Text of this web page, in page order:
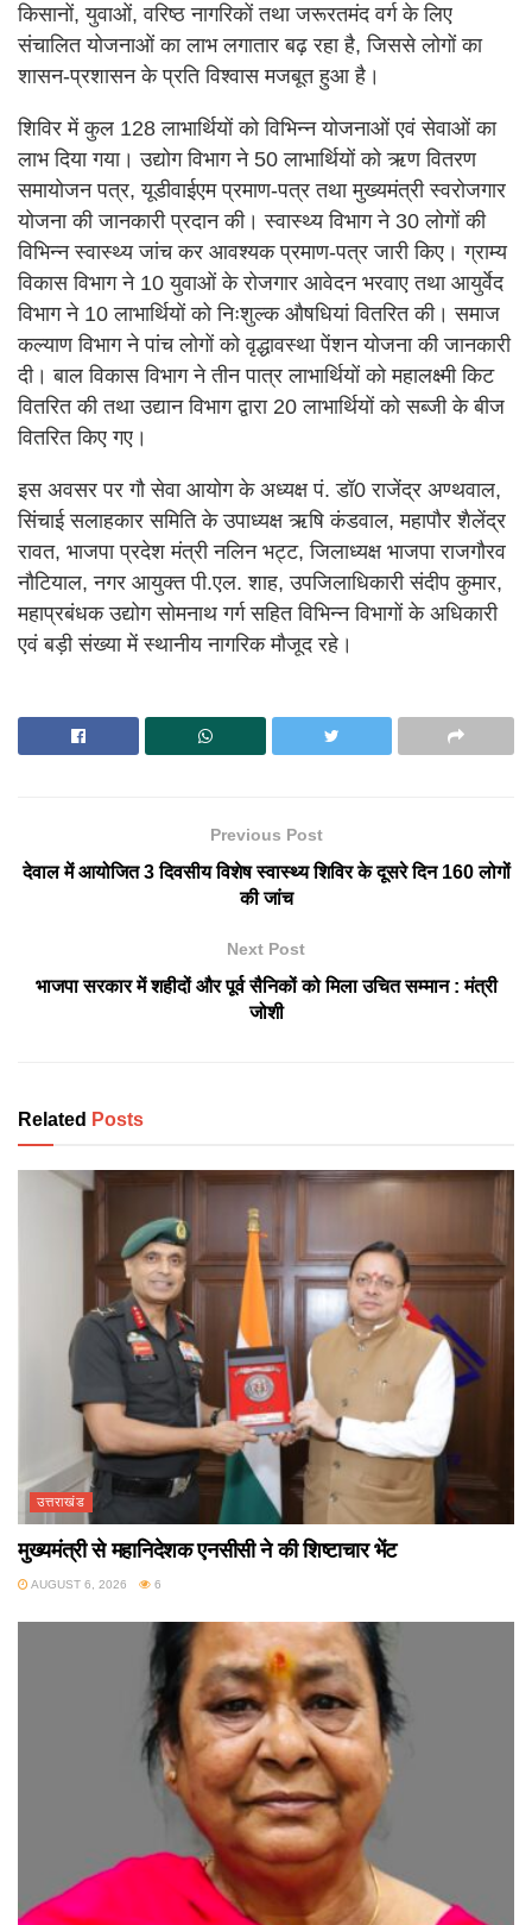
किसानों, युवाओं, वरिष्ठ नागरिकों तथा जरूरतमंद वर्ग के लिए
संचालित योजनाओं का लाभ लगातार बढ़ रहा है, जिससे लोगों का
शासन-प्रशासन के प्रति विश्वास मजबूत हुआ है।
शिविर में कुल 128 लाभार्थियों को विभिन्न योजनाओं एवं सेवाओं का
लाभ दिया गया। उद्योग विभाग ने 50 लाभार्थियों को ऋण वितरण
समायोजन पत्र, यूडीवाईएम प्रमाण-पत्र तथा मुख्यमंत्री स्वरोजगार
योजना की जानकारी प्रदान की। स्वास्थ्य विभाग ने 30 लोगों की
विभिन्न स्वास्थ्य जांच कर आवश्यक प्रमाण-पत्र जारी किए। ग्राम्य
विकास विभाग ने 10 युवाओं के रोजगार आवेदन भरवाए तथा आयुर्वेद
विभाग ने 10 लाभार्थियों को निःशुल्क औषधियां वितरित की। समाज
कल्याण विभाग ने पांच लोगों को वृद्धावस्था पेंशन योजना की जानकारी
दी। बाल विकास विभाग ने तीन पात्र लाभार्थियों को महालक्ष्मी किट
वितरित की तथा उद्यान विभाग द्वारा 20 लाभार्थियों को सब्जी के बीज
वितरित किए गए।
इस अवसर पर गौ सेवा आयोग के अध्यक्ष पं. डॉ0 राजेंद्र अण्थवाल,
सिंचाई सलाहकार समिति के उपाध्यक्ष ऋषि कंडवाल, महापौर शैलेंद्र
रावत, भाजपा प्रदेश मंत्री नलिन भट्ट, जिलाध्यक्ष भाजपा राजगौरव
नौटियाल, नगर आयुक्त पी.एल. शाह, उपजिलाधिकारी संदीप कुमार,
महाप्रबंधक उद्योग सोमनाथ गर्ग सहित विभिन्न विभागों के अधिकारी
एवं बड़ी संख्या में स्थानीय नागरिक मौजूद रहे।
Previous Post
देवाल में आयोजित 3 दिवसीय विशेष स्वास्थ्य शिविर के दूसरे दिन 160 लोगों
की जांच
Next Post
भाजपा सरकार में शहीदों और पूर्व सैनिकों को मिला उचित सम्मान : मंत्री
जोशी
Related Posts
उत्तराखंड
मुख्यमंत्री से महानिदेशक एनसीसी ने की शिष्टाचार भेंट
AUGUST 6, 2026 6